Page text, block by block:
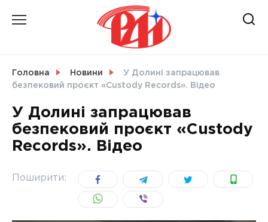
Головна Новини
У Долині запрацював
безпековий проєкт «Custody Records». Відео
У Долині запрацював
безпековий проєкт «Custody
Records». Відео
Поширити: